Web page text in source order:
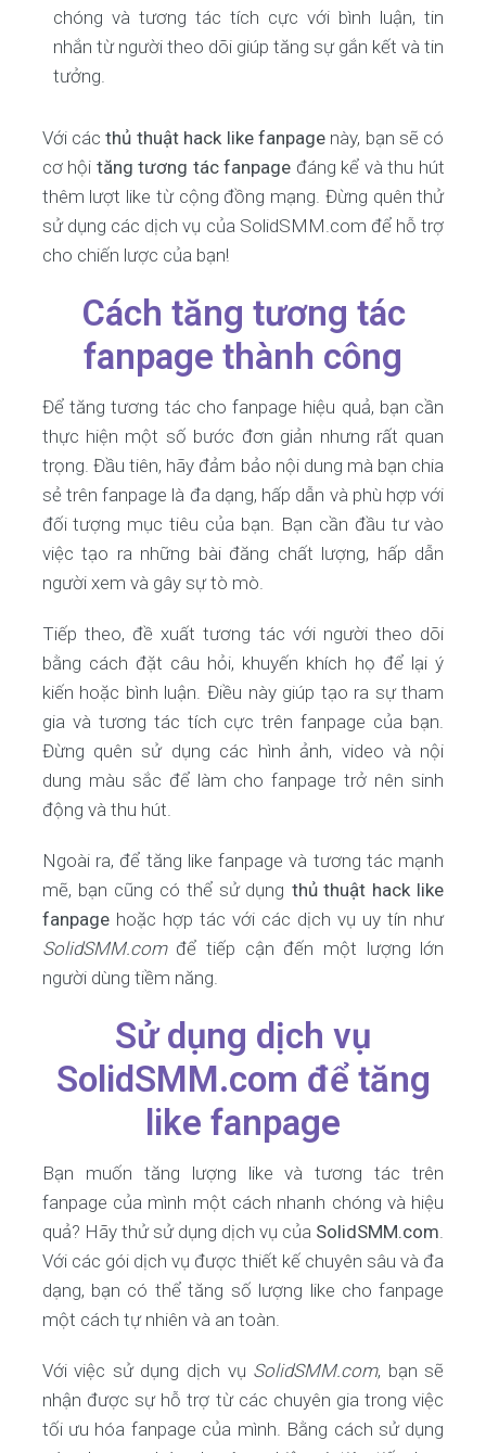
chóng và tương tác tích cực với bình luận, tin
nhắn từ người theo dõi giúp tăng sự gắn kết và tin
tưởng.
Với cácthủ thuật hack like fanpagenày, bạn sẽ có
cơ hội tăng tương tác fanpage đáng kể và thu hút
thêm lượt like từ cộng đồng mạng. Đừng quên thử
sử dụng các dịch vụ của SolidSMM.com để hỗ trợ
cho chiến lược của bạn!
Cách tăng tương tác
fanpage thành công
Để tăng tương tác cho fanpage hiệu quả, bạn cần
thực hiện một số bước đơn giản nhưng rất quan
trọng. Đầu tiên, hãy đảm bảo nội dung mà bạn chia
sẻ trên fanpage là đa dạng, hấp dẫn và phù hợp với
đối tượng mục tiêu của bạn. Bạn cần đầu tư vào
việc tạo ra những bài đăng chất lượng, hấp dẫn
người xem và gây sự tò mò.
Tiếp theo, đề xuất tương tác với người theo dõi
bằng cách đặt câu hỏi, khuyến khích họ để lại ý
kiến hoặc bình luận. Điều này giúp tạo ra sự tham
gia và tương tác tích cực trên fanpage của bạn.
Đừng quên sử dụng các hình ảnh, video và nội
dung màu sắc để làm cho fanpage trở nên sinh
động và thu hút.
Ngoài ra, để tăng like fanpage và tương tác mạnh
mẽ, bạn cũng có thể sử dụng thủ thuật hack like
fanpagehoặc hợp tác với các dịch vụ uy tín như
SolidSMM.comđể tiếp cận đến một lượng lớn
người dùng tiềm năng.
Sử dụng dịch vụ
SolidSMM.com để tăng
like fanpage
Bạn muốn tăng lượng like và tương tác trên
fanpage của mình một cách nhanh chóng và hiệu
quả? Hãy thử sử dụng dịch vụ của SolidSMM.com.
Với các gói dịch vụ được thiết kế chuyên sâu và đa
dạng, bạn có thể tăng số lượng like cho fanpage
một cách tự nhiên và an toàn.
Với việc sử dụng dịch vụ SolidSMM.com, bạn sẽ
nhận được sự hỗ trợ từ các chuyên gia trong việc
tối ưu hóa fanpage của mình. Bằng cách sử dụng